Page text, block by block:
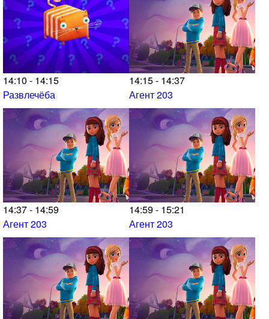
14:10 - 14:15
Развлечёба
14:15 - 14:37
Агент 203
14:37 - 14:59
Агент 203
14:59 - 15:21
Агент 203